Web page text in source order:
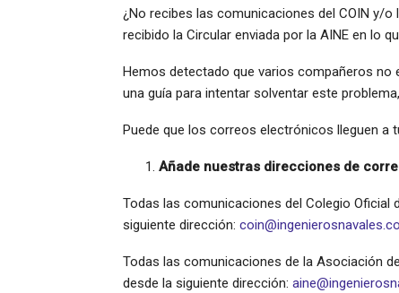
¿No recibes las comunicaciones del COIN y/
recibido la Circular enviada por la AINE en lo
Hemos detectado que varios compañeros
una guía para intentar solventar este
Puede que los correos electrónicos lleguen a
Añade nuestras direcciones de
Todas las comunicaciones del Colegio Oficial
siguiente dirección:
Todas las comunicaciones de la Asociación
desde la siguiente dirección: